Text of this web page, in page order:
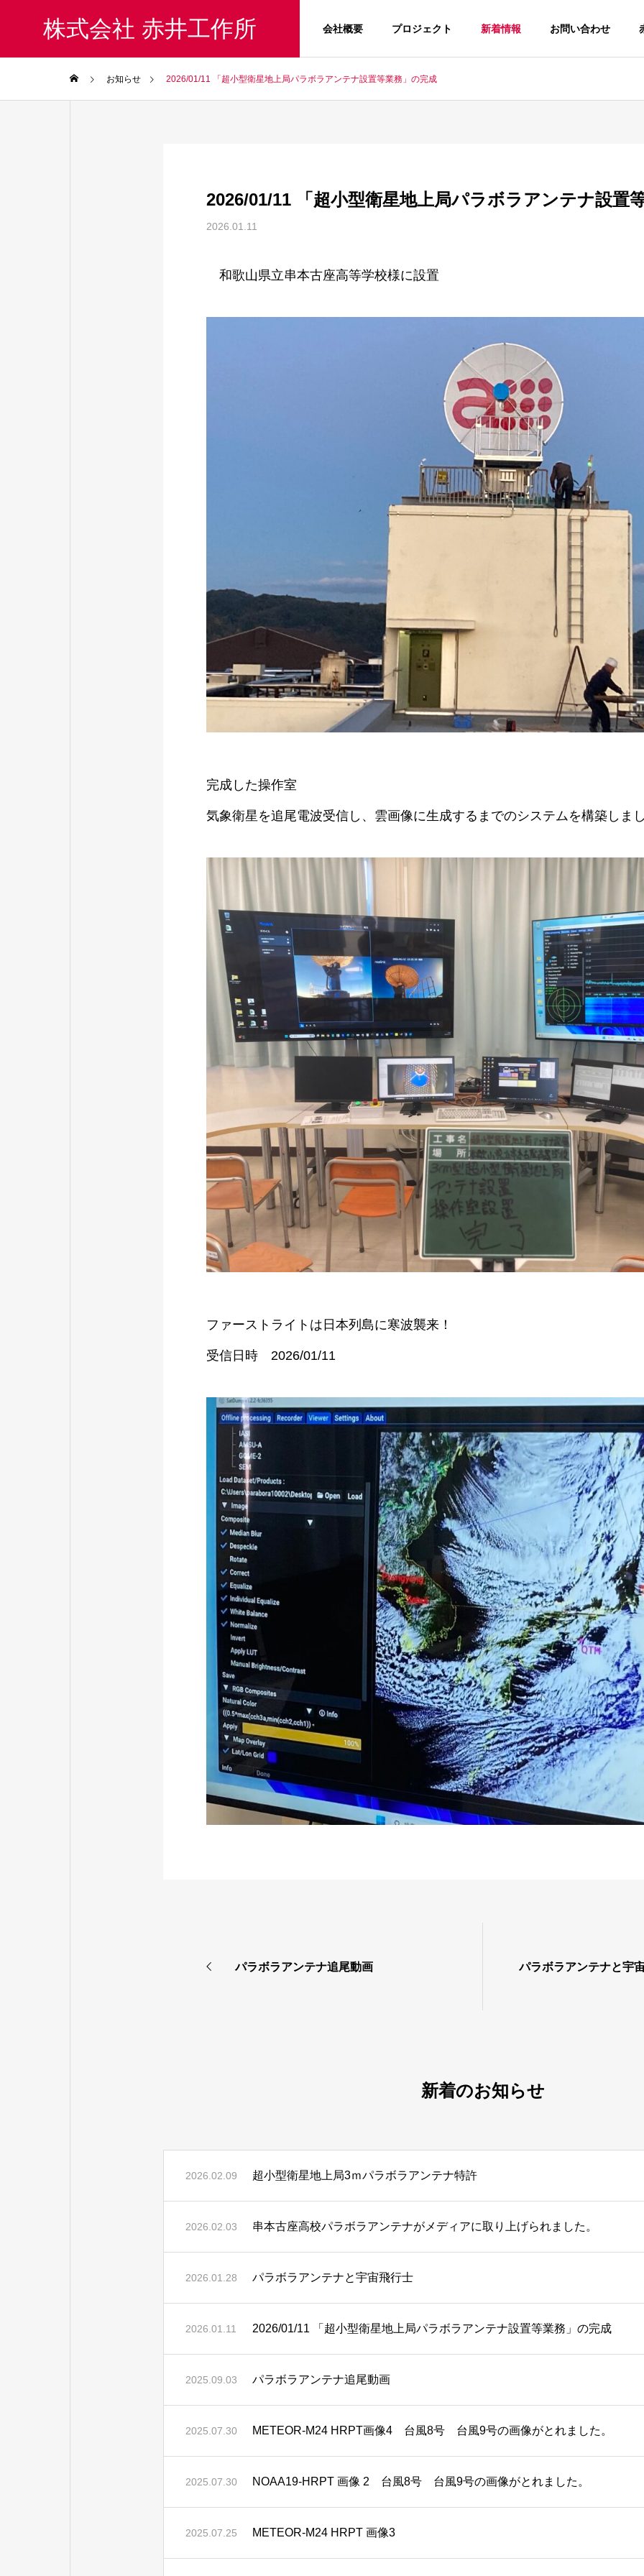
株式会社 赤井工作所 会社概要 プロジェクト 新着情報 お問い合わせ
お知らせ 2026/01/11 「超小型衛星地上局パラボラアンテナ設置等業務」の完成
2026/01/11 「超小型衛星地上局パラボラアンテナ設置
2026.01.11
和歌山県立串本古座高等学校様に設置
完成した操作室
気象衛星を追尾電波受信し、雲画像に生成するまでのシステムを構築しま
ファーストライトは日本列島に寒波襲来！
受信日時 2026/01/11
パラボラアンテナ追尾動画 パラボラアンテナと宇
新着のお知らせ
2026.02.09 超小型衛星地上局3ｍパラボラアンテナ特許
2026.02.03 串本古座高校パラボラアンテナがメディアに取り上げられました。
2026.01.28 パラボラアンテナと宇宙飛行士
2026.01.11 2026/01/11 「超小型衛星地上局パラボラアンテナ設置等業務」の完成
2025.09.03 パラボラアンテナ追尾動画
2025.07.30 METEOR-M24 HRPT画像4 台風8号 台風9号の画像がとれました。
2025.07.30 NOAA19-HRPT 画像 2 台風8号 台風9号の画像がとれました。
2025.07.25 METEOR-M24 HRPT 画像3